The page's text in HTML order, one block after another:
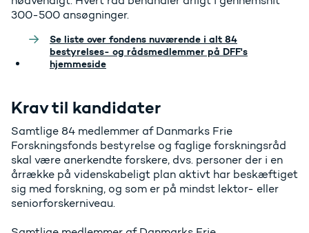
300-500 ansøgninger.
Se liste over fondens nuværende i alt 84
bestyrelses- og rådsmedlemmer på DFF's
hjemmeside
Krav til kandidater
Samtlige 84 medlemmer af Danmarks Frie
Forskningsfonds bestyrelse og faglige forskningsråd
skal være anerkendte forskere, dvs. personer der i en
årrække på videnskabeligt plan aktivt har beskæftiget
sig med forskning, og som er på mindst lektor- eller
seniorforskerniveau.